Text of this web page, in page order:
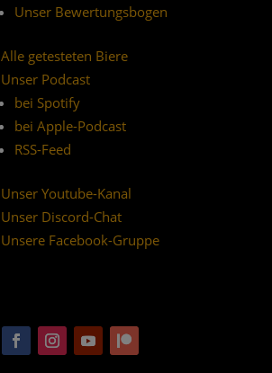
Unser Bewertungsbogen
Alle getesteten Biere
Unser Podcast
bei Spotify
bei Apple-Podcast
RSS-Feed
Unser Youtube-Kanal
Unser Discord-Chat
Unsere Facebook-Gruppe